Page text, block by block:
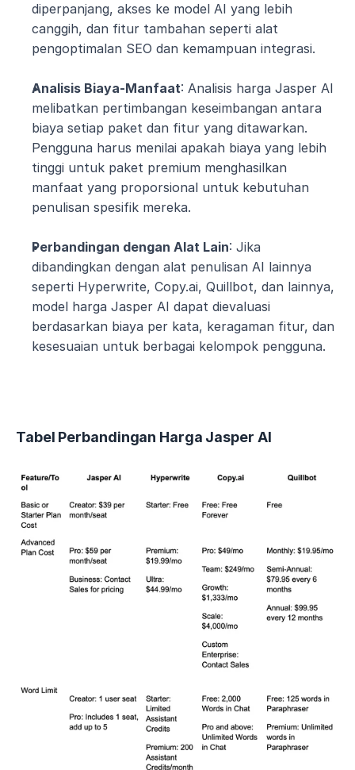
diperpanjang, akses ke model AI yang lebih
canggih, dan fitur tambahan seperti alat
pengoptimalan SEO dan kemampuan integrasi.
Analisis Biaya-Manfaat: Analisis harga Jasper AI
melibatkan pertimbangan keseimbangan antara
biaya setiap paket dan fitur yang ditawarkan.
Pengguna harus menilai apakah biaya yang lebih
tinggi untuk paket premium menghasilkan
manfaat yang proporsional untuk kebutuhan
penulisan spesifik mereka.
Perbandingan dengan Alat Lain: Jika
dibandingkan dengan alat penulisan AI lainnya
seperti Hyperwrite, Copy.ai, Quillbot, dan lainnya,
model harga Jasper AI dapat dievaluasi
berdasarkan biaya per kata, keragaman fitur, dan
kesesuaian untuk berbagai kelompok pengguna.
Tabel Perbandingan Harga Jasper AI